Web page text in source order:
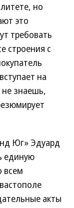
но
это
требовать
строения с
на
знаешь,
Юг» Эдуард
единую
всем
акты